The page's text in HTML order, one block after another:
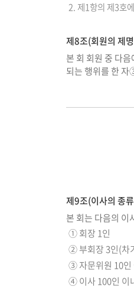
2. 제1항의 제3호
제8조(회원의 제
본 회 회원 중 다
되는 행위를 한
제9조(이사의 종
본 회는 다음의 이
① 회장 1인
② 부회장 3인(차
③ 자문위원 10인
④ 이사 100인 이